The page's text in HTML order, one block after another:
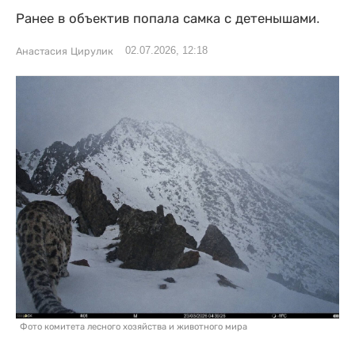
Ранее в объектив попала самка с детенышами.
Анастасия Цирулик 02.07.2026, 12:18
Фото комитета лесного хозяйства и животного мира